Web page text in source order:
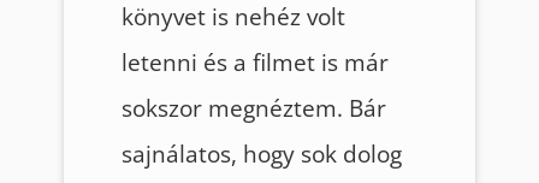
könyvet is nehéz volt
letenni és a filmet is már
sokszor megnéztem. Bár
sajnálatos, hogy sok dolog